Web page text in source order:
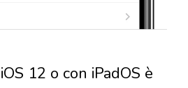
12 o con iPadOS è